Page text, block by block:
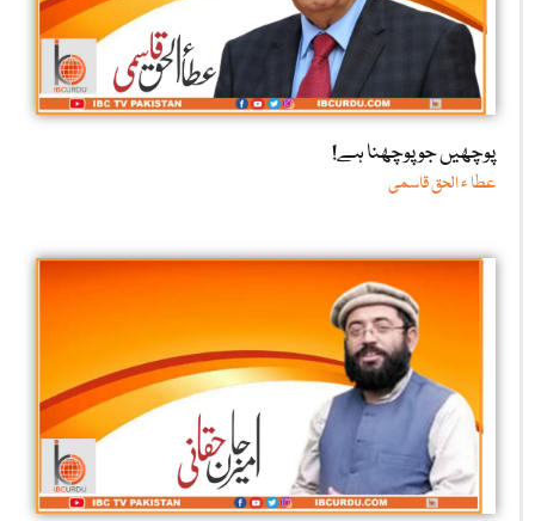
پوچھیں جو پوچھنا ہے!
عطا ء الحق قاسمی